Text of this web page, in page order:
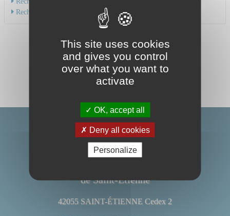
Recherche par médecin
de Saint-Étienne
42055 SAINT-ÉTIENNE Cedex 2
This site uses cookies
and gives you control
over what you want to
activate
OK, accept all
Deny all cookies
Personalize